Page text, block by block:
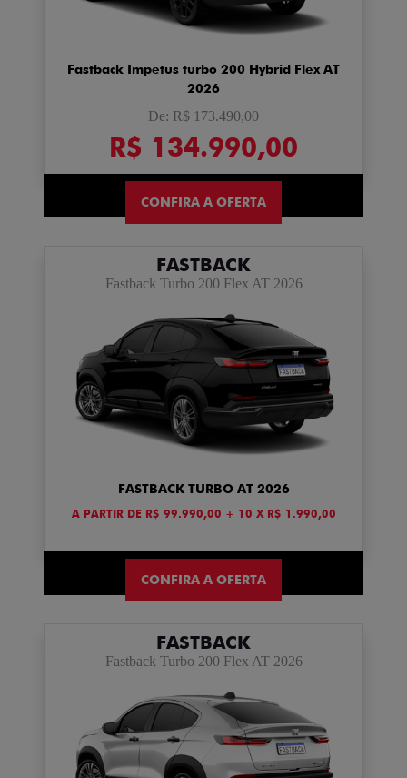
Fastback Impetus turbo 200 Hybrid Flex AT
2026
De: R$ 173.490,00
R$ 134.990,00
CONFIRA A OFERTA
FASTBACK
Fastback Turbo 200 Flex AT 2026
FASTBACK TURBO AT 2026
A PARTIR DE R$ 99.990,00 + 10 X R$ 1.990,00
CONFIRA A OFERTA
FASTBACK
Fastback Turbo 200 Flex AT 2026